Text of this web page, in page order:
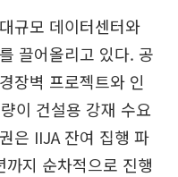
규모 데이터센터와
끌어올리고 있다. 공
장벽 프로젝트와 인
이 건설용 강재 수요
은 IIJA 잔여 집행 파
지 순차적으로 진행